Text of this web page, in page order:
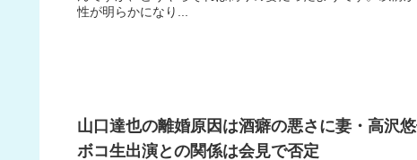
性が明らかになり...
山口達也の離婚原因は酒癖の悪さに妻・高沢
ボコ生出演との関係は会見で否定